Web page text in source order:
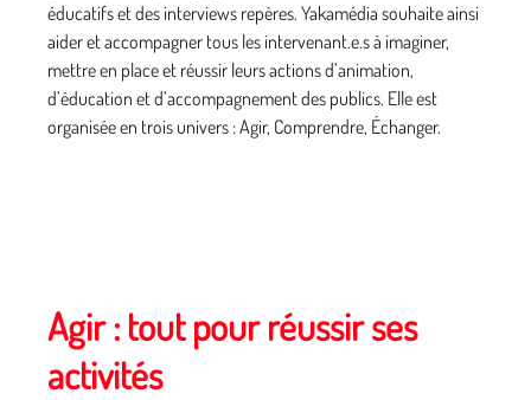
éducatifs et des interviews repères. Yakamédia souhaite ainsi
aider et accompagner tous les intervenant.e.s à imaginer,
mettre en place et réussir leurs actions d’animation,
d’éducation et d’accompagnement des publics. Elle est
organisée en trois univers : Agir, Comprendre, Échanger.
Agir : tout pour réussir ses
activités